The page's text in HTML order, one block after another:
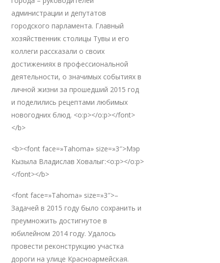
администрации и депутатов
городского парламента. Главный
хозяйственник столицы Тувы и его
коллеги рассказали о своих
достижениях в профессиональной
деятельности, о значимых событиях в
личной жизни за прошедший 2015 год
и поделились рецептами любимых
новогодних блюд. <o:p></o:p></font>
</b>
<b><font face=»Tahoma» size=»3″>Мэр
Кызыла Владислав Ховалыг:<o:p></o:p>
</font></b>
<font face=»Tahoma» size=»3″>–
Задачей в 2015 году было сохранить и
преумножить достигнутое в
юбилейном 2014 году. Удалось
провести реконструкцию участка
дороги на улице Красноармейская.